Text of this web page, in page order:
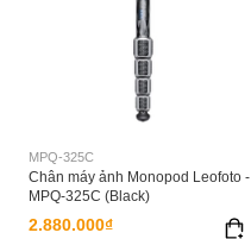
MPQ-325C
Chân máy ảnh Monopod Leofoto -
MPQ-325C (Black)
2.880.000₫